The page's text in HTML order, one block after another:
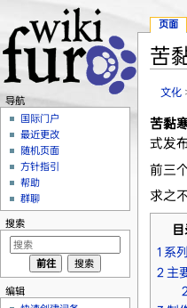
苦
文化
苦黏
式发布
前三
求之
1 系
2 主
页面
导航
国际门户
最近更改
随机页面
方针指引
帮助
群聊
搜索
编辑